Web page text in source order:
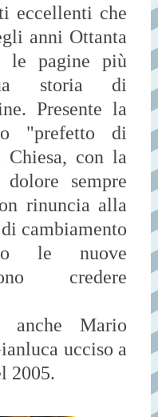
eccellenti che
anni Ottanta
le pagine più
storia di
Presente la
"prefetto di
con la
sempre
rinuncia alla
cambiamento
le nuove
credere
Mario
ucciso a
2005.